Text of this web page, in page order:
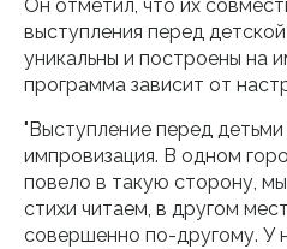
Он отметил, что их
выступления перед
уникальны и построены на
программа зависит от
"Выступление перед
импровизация. В одном
повело в такую сторону,
стихи читаем, в другом
совершенно по-другому. У